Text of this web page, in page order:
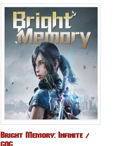
Bright Memory: Infinite /